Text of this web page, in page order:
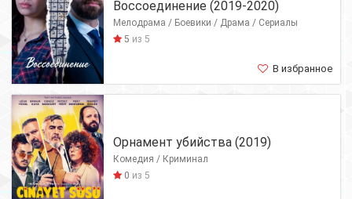
Воссоединение (2019-2020)
Мелодрама / Боевики / Драма / Сериалы
5 из 5
В избранное
Орнамент убийства (2019)
Комедия / Криминал
0 из 5